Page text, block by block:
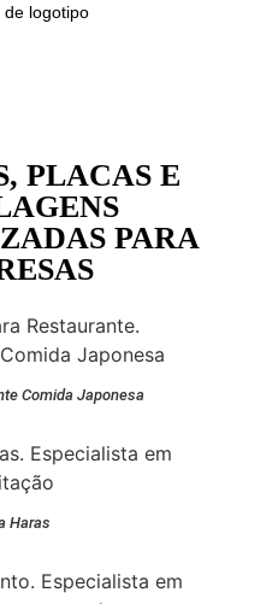
de logotipo
PLACAS E
PARA
Comida Japonesa
Haras